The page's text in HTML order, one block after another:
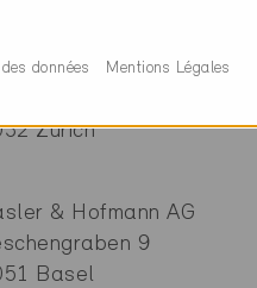
& Hofmann AG
Zürich
& Hofmann AG
9
Basel
données Mentions Légales